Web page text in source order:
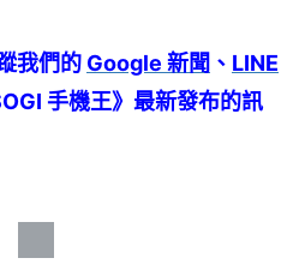
我們的 Google 新聞 、 LINE
手機王》最新發布的訊